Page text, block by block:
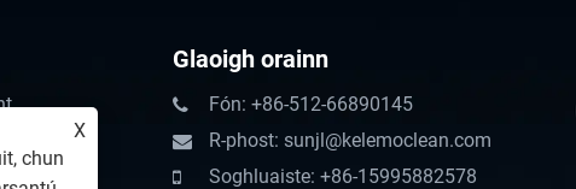
Glaoigh orainn
Fón: +86-512-66890145
R-phost: sunjl@kelemoclean.com
Soghluaiste: +86-15995882578
X
chun